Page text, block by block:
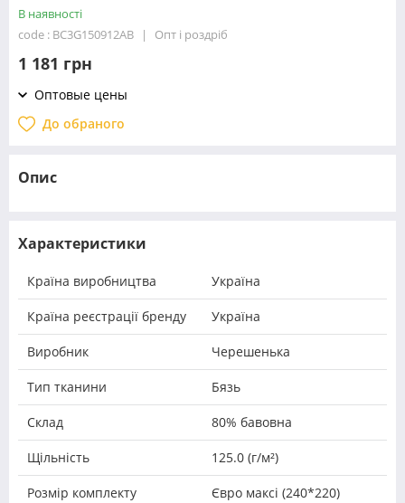
В наявності
code : BC3G150912АВ
Опт і роздріб
1 181 грн
Оптовые цены
До обраного
Опис
Характеристики
Країна виробництва Україна
Країна реєстрації бренду Україна
Виробник Черешенька
Тип тканини Бязь
Склад 80% бавовна
Щільність 125.0 (г/м²)
Розмір комплекту Євро максі (240*220)